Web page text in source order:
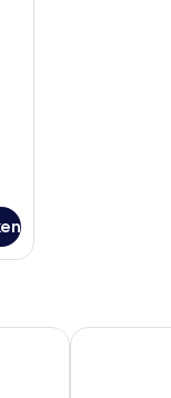
Facilities
The